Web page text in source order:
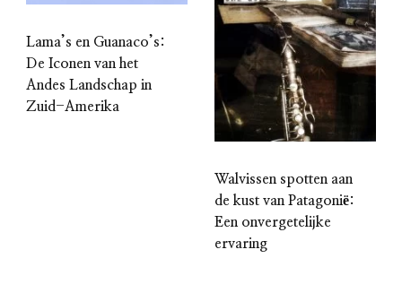
Lama’s en Guanaco’s:
De Iconen van het
Andes Landschap in
Zuid-Amerika
Walvissen spotten aan
de kust van Patagonië:
Een onvergetelijke
ervaring